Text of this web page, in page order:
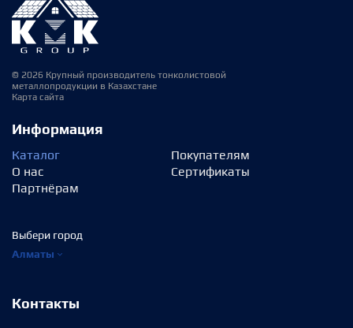
© 2026 Крупный производитель тонколистовой
металлопродукции в Казахстане
Карта сайта
Информация
Каталог
О нас
Партнёрам
Покупателям
Сертификаты
Выбери город
Алматы
Контакты